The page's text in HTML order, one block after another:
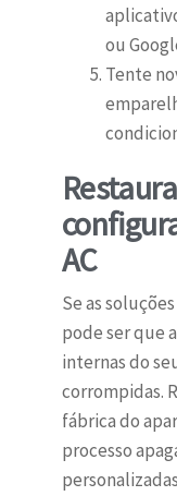
ou
Tente
AC
Se as
pode ser que
internas do
corrompidas.
fábrica do
processo